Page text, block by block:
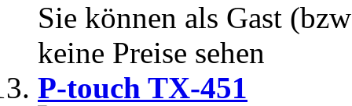
Sie können als Gast
keine Preise sehen
P-touch TX-451